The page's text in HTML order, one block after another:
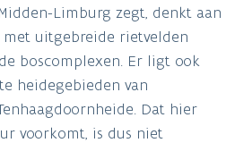
Limburg zegt, denkt aan
met uitgebreide rietvelden
boscomplexen. Er ligt ook
heidegebieden van
Dat hier
voorkomt, is dus niet